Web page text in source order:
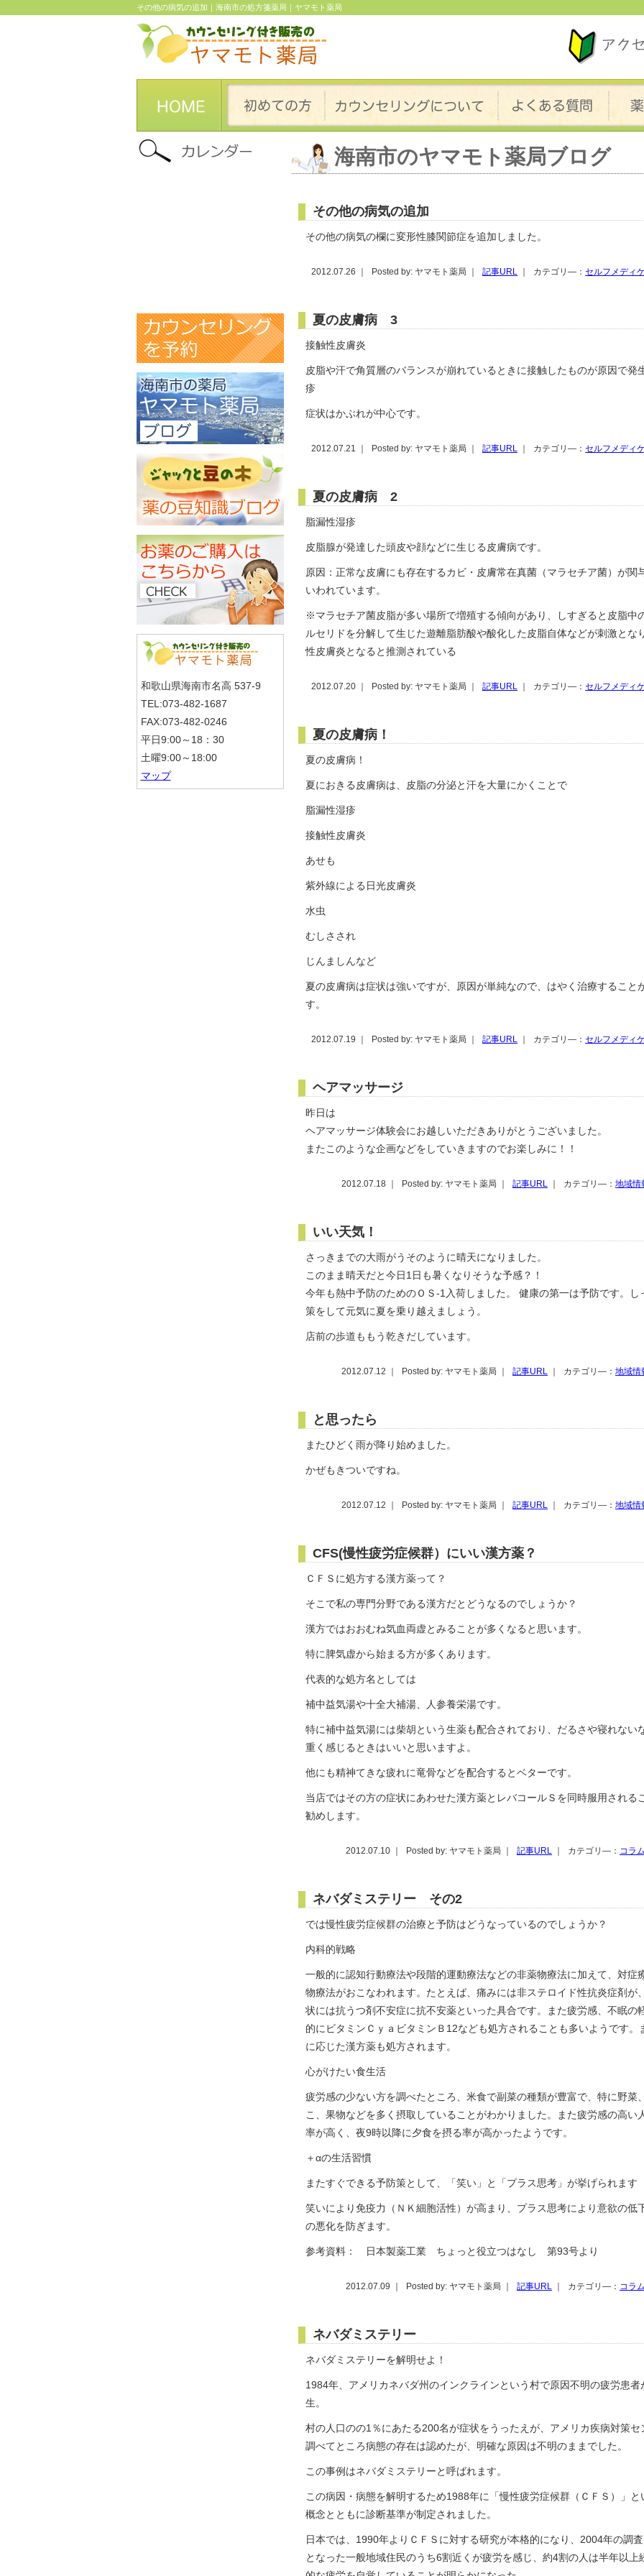
その他の病気の追加｜海南市の処方箋薬局｜ヤマモト薬局
和歌山県海南市名高 537-9
TEL:073-482-1687
FAX:073-482-0246
平日9:00～18：30
土曜9:00～18:00
マップ
海南市のヤマモト薬局ブログ
その他の病気の追加
その他の病気の欄に変形性膝関節症を追加しました。
2012.07.26 ｜ Posted by: ヤマモト薬局 ｜ 記事URL カテゴリ―： セルフメディ
夏の皮膚病 3
接触性皮膚炎
皮脂や汗で角質層のバランスが崩れているときに接触したものが原因で発
疹
症状はかぶれが中心です。
2012.07.21 ｜ Posted by: ヤマモト薬局 ｜ 記事URL カテゴリ―： セルフメディ
夏の皮膚病 2
脂漏性湿疹
皮脂腺が発達した頭皮や顔などに生じる皮膚病です。
原因：正常な皮膚にも存在するカビ・皮膚常在真菌（マラセチア菌）が関
いわれています。
※マラセチア菌皮脂が多い場所で増殖する傾向があり、しすぎると皮脂中
ルセリドを分解して生じた遊離脂肪酸や酸化した皮脂自体などが刺激とな
性皮膚炎となると推測されている
2012.07.20 ｜ Posted by: ヤマモト薬局 ｜ 記事URL カテゴリ―： セルフメディ
夏の皮膚病！
夏の皮膚病！
夏におきる皮膚病は、皮脂の分泌と汗を大量にかくことで
脂漏性湿疹
接触性皮膚炎
あせも
紫外線による日光皮膚炎
水虫
むしさされ
じんましんなど
夏の皮膚病は症状は強いですが、原因が単純なので、はやく治療すること
す。
2012.07.19 ｜ Posted by: ヤマモト薬局 ｜ 記事URL カテゴリ―： セルフメディ
ヘアマッサージ
昨日は
ヘアマッサージ体験会にお越しいただきありがとうございました。
またこのような企画などをしていきますのでお楽しみに！！
2012.07.18 ｜ Posted by: ヤマモト薬局 ｜ 記事URL カテゴリ―： 地域情
いい天気！
さっきまでの大雨がうそのように晴天になりました。
このまま晴天だと今日1日も暑くなりそうな予感？！
今年も熱中予防のためのＯＳ-1入荷しました。 健康の第一は予防です。し
策をして元気に夏を乗り越えましょう。
店前の歩道ももう乾きだしています。
2012.07.12 ｜ Posted by: ヤマモト薬局 ｜ 記事URL カテゴリ―： 地域情
と思ったら
またひどく雨が降り始めました。
かぜもきついですね。
2012.07.12 ｜ Posted by: ヤマモト薬局 ｜ 記事URL カテゴリ―： 地域情
CFS(慢性疲労症候群）にいい漢方薬？
ＣＦＳに処方する漢方薬って？
そこで私の専門分野である漢方だとどうなるのでしょうか？
漢方ではおおむね気血両虚とみることが多くなると思います。
特に脾気虚から始まる方が多くあります。
代表的な処方名としては
補中益気湯や十全大補湯、人参養栄湯です。
特に補中益気湯には柴胡という生薬も配合されており、だるさや寝れない
重く感じるときはいいと思いますよ。
他にも精神てきな疲れに竜骨などを配合するとベターです。
当店ではその方の症状にあわせた漢方薬とレバコールＳを同時服用される
勧めします。
2012.07.10 ｜ Posted by: ヤマモト薬局 ｜ 記事URL カテゴリ―： コラム
ネバダミステリー その2
では慢性疲労症候群の治療と予防はどうなっているのでしょうか？
内科的戦略
一般的に認知行動療法や段階的運動療法などの非薬物療法に加えて、対症
物療法がおこなわれます。たとえば、痛みには非ステロイド性抗炎症剤が
状には抗うつ剤不安症に抗不安薬といった具合です。また疲労感、不眠の
的にビタミンＣｙａビタミンＢ12なども処方されることも多いようです。
に応じた漢方薬も処方されます。
心がけたい食生活
疲労感の少ない方を調べたところ、米食で副菜の種類が豊富で、特に野菜
こ、果物などを多く摂取していることがわかりました。また疲労感の高い
率が高く、夜9時以降に夕食を摂る率が高かったようです。
＋αの生活習慣
またすぐできる予防策として、「笑い」と「プラス思考」が挙げられます
笑いにより免疫力（ＮＫ細胞活性）が高まり、プラス思考により意欲の低
の悪化を防ぎます。
参考資料： 日本製薬工業 ちょっと役立つはなし 第93号より
2012.07.09 ｜ Posted by: ヤマモト薬局 ｜ 記事URL カテゴリ―： コラム
ネバダミステリー
ネバダミステリーを解明せよ！
1984年、アメリカネバダ州のインクラインという村で原因不明の疲労患者
生。
村の人口のの1％にあたる200名が症状をうったえが、アメリカ疾病対策セ
調べてところ病態の存在は認めたが、明確な原因は不明のままでした。
この事例はネバダミステリーと呼ばれます。
この病因・病態を解明するため1988年に「慢性疲労症候群（ＣＦＳ）」と
概念とともに診断基準が制定されました。
日本では、1990年よりＣＦＳに対する研究が本格的になり、2004年の調
となった一般地域住民のうち6割近くが疲労を感じ、約4割の人は半年以上